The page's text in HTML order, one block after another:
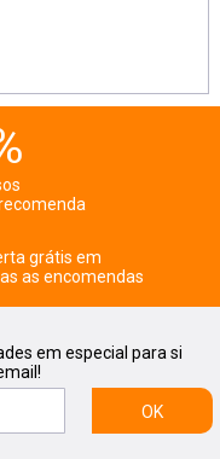
grátis em
as encomendas
em especial para si
OK